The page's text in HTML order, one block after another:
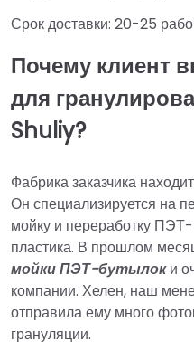
Срок доставки: 20-25
Почему клиент
для
Shuliy?
Фабрика заказчика
Он специализируется на
мойку и переработку
пластика. В прошлом
мойки ПЭТ-бутылоки
компании. Хелен, наш
отправила ему много
грануляции.